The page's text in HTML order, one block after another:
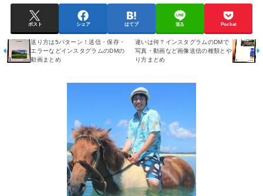
ポスト シェア はてブ 送る Pocket
送り方は5パターン！送信・保存・
エラーなどインスタグラムのDMの
動画まとめ
違いは何？インスタグラムのDMで
写真・動画など画像送信の種類とや
り方まとめ